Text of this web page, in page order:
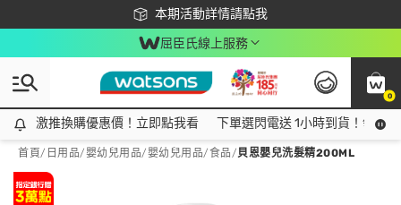
本期活動詳情請點我
下載app最高回饋$350
屈臣氏線上服務
0
激推換購優惠價！立即點我看
激推換購優惠價！立即點我看 下單選閃電送 1小時到貨！領神
首頁/ 日用品/嬰幼兒用品/嬰幼兒用品/食品/貝恩嬰兒洗髮精200ML